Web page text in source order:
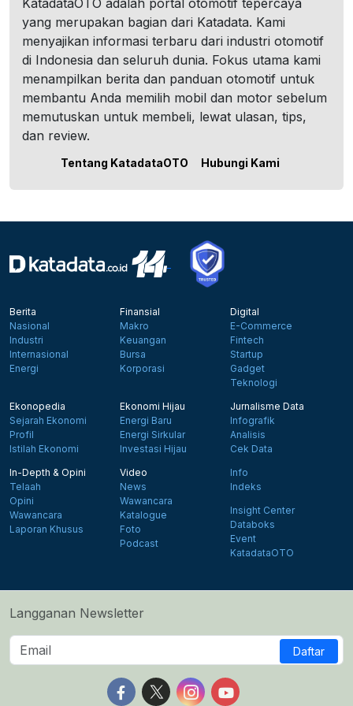
KatadataOTO adalah portal otomotif tepercaya
yang merupakan bagian dari Katadata. Kami
menyajikan informasi terbaru dari industri otomotif
di Indonesia dan seluruh dunia. Fokus utama kami
menampilkan berita dan panduan otomotif untuk
membantu Anda memilih mobil dan motor sebelum
memutuskan untuk membeli, lewat ulasan, tips,
dan review.
Tentang KatadataOTO Hubungi Kami
Berita
Nasional
Industri
Internasional
Energi
Finansial
Makro
Keuangan
Bursa
Korporasi
Digital
E-Commerce
Fintech
Startup
Gadget
Teknologi
Ekonopedia
Sejarah Ekonomi
Profil
Istilah Ekonomi
Ekonomi Hijau
Energi Baru
Energi Sirkular
Investasi Hijau
Jurnalisme Data
Infografik
Analisis
Cek Data
In-Depth & Opini
Telaah
Opini
Wawancara
Laporan Khusus
Video
News
Wawancara
Katalogue
Foto
Podcast
Info
Indeks
Insight Center
Databoks
Event
KatadataOTO
Langganan Newsletter
Daftar
Follow us on Facebook
Follow us on X
Follow us on Instagram
Follow us on